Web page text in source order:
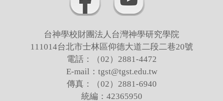
台神學校財團法人台灣神學研究學院
111014台北市士林區仰德大道二段二巷20號
電話：（02）2881-4472
E-mail：tgst@tgst.edu.tw
傳真：（02）2881-6940
統編：42365950